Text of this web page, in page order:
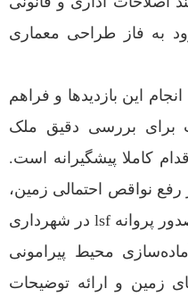
به فاز طراحی معماری
این بازدیدها و فراهم
بررسی دقیق ملک
کاملا پیشگیرانه است.
رفع نواقص احتمالی زمین،
به طور مستقیم بر روی زمان صدور پروانه lsf در شهرداری
محیط پیرامونی
زمین و ارائه توضیحات